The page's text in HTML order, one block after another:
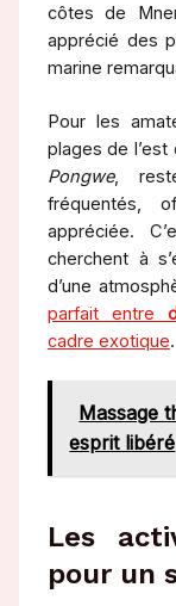
côtes de
apprécié des
marine
Pour les
plages de l’est
Pongwe,
fréquentés,
appréciée.
cherchent à
d’une
parfait entre
cadre exotique.
Massage
esprit libéré
Les
pour un